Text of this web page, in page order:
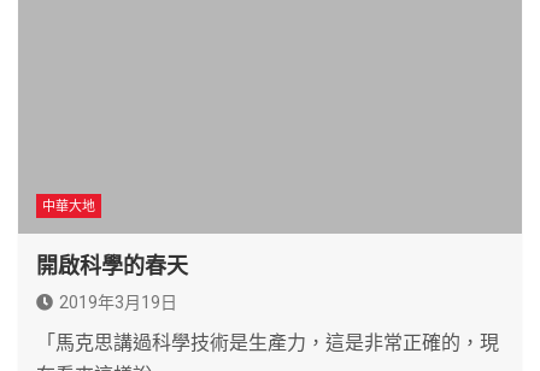
中華大地
開啟科學的春天
2019年3月19日
「馬克思講過科學技術是生產力，這是非常正確的，現